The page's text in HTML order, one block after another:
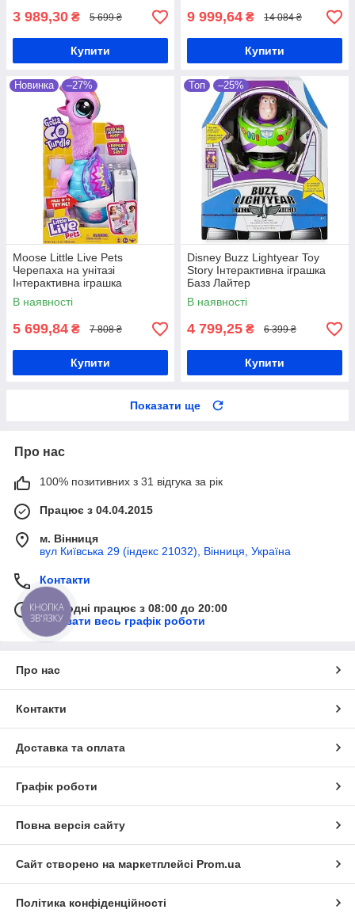
3 989,30 ₴ 5 699 ₴
Купити
9 999,64 ₴ 14 084 ₴
Купити
Новинка –27%
Moose Little Live Pets
Черепаха на унітазі
Інтерактивна іграшка
В наявності
5 699,84 ₴ 7 808 ₴
Купити
Топ –25%
Disney Buzz Lightyear Toy
Story Інтерактивна іграшка
Базз Лайтер
В наявності
4 799,25 ₴ 6 399 ₴
Купити
Показати ще
Про нас
100% позитивних з 31 відгука за рік
Працює з 04.04.2015
м. Вінниця
вул Київська 29 (індекс 21032), Вінниця, Україна
Контакти
Сьогодні працює з 08:00 до 20:00
Показати весь графік роботи
Про нас
Контакти
Доставка та оплата
Графік роботи
Повна версія сайту
Сайт створено на маркетплейсі Prom.ua
Політика конфіденційності
КНОПКА
ЗВ'ЯЗКУ